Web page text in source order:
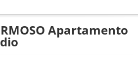
Apartamento